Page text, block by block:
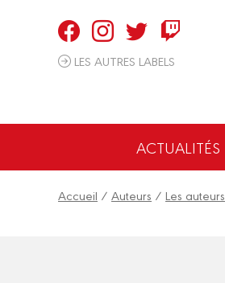
LES AUTRES LABELS
ACTUALITÉS
Accueil / Auteurs / Les auteurs